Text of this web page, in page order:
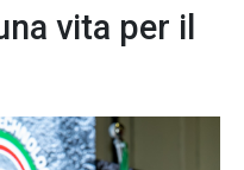
vita per il